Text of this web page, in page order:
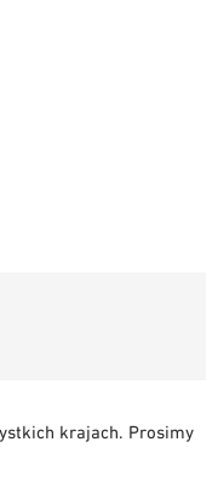
krajach. Prosimy